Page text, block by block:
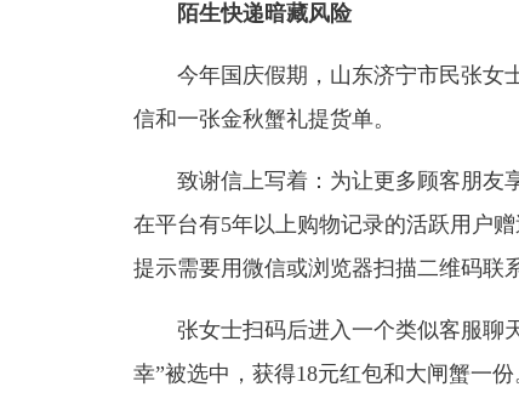
陌生快递暗藏风险
今年国庆假期，山东济宁市民张女
信和一张金秋蟹礼提货单。
致谢信上写着：为让更多顾客朋友享
在平台有5年以上购物记录的活跃用户
提示需要用微信或浏览器扫描二维码联
张女士扫码后进入一个类似客服聊
幸”被选中，获得18元红包和大闸蟹一